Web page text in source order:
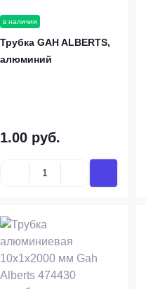
в наличии
Трубка GAH ALBERTS,
алюминий
1.00 руб.